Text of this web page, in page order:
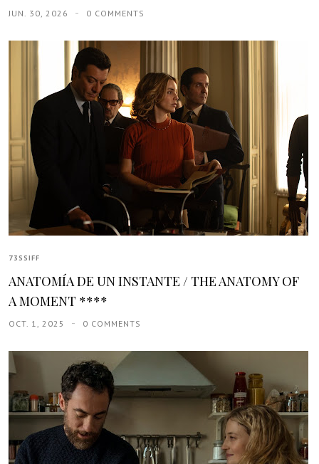
JUN. 30, 2026 0 COMMENTS
73SSIFF
ANATOMÍA DE UN INSTANTE / THE ANATOMY OF
A MOMENT ****
OCT. 1, 2025 0 COMMENTS